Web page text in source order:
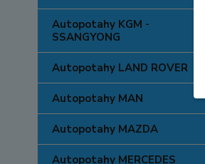
Autopotahy KGM -
SSANGYONG
Autopotahy LAND ROVER
Autopotahy MAN
Autopotahy MAZDA
Autopotahy MERCEDES